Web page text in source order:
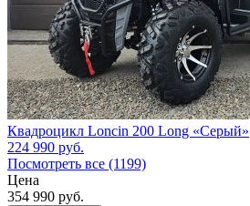
Квадроцикл Loncin 200 Long «Серый»
224 990 руб.
Посмотреть все (1199)
Цена
354 990 руб.